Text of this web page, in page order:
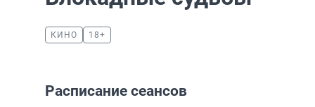
КИНО 18+
Расписание сеансов